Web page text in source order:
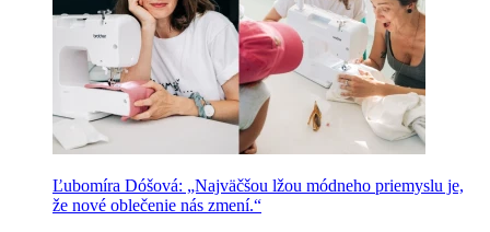
Ľubomíra Dóšová: „Najväčšou lžou módneho priemyslu je,
že nové oblečenie nás zmení.“